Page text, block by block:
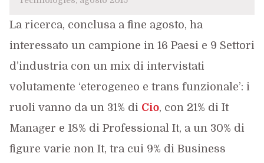
La ricerca, conclusa a fine agosto, ha
interessato un campione in 16 Paesi e 9 Settori
d’industria con un mix di intervistati
volutamente ‘eterogeneo e trans funzionale’: i
ruoli vanno da un 31% di Cio, con 21% di It
Manager e 18% di Professional It, a un 30% di
figure varie non It, tra cui 9% di Business